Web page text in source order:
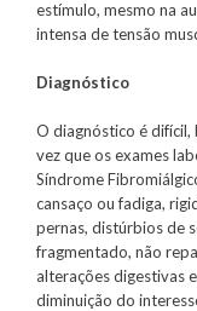
estímulo, mesmo na
intensa de tensão
Diagnóstico
O diagnóstico é difícil,
vez que os exames
Síndrome
cansaço ou fadiga,
pernas, distúrbios de
fragmentado, não
alterações digestivas
diminuição do